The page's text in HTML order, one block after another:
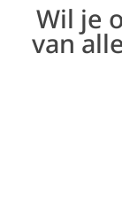
Wil je
van